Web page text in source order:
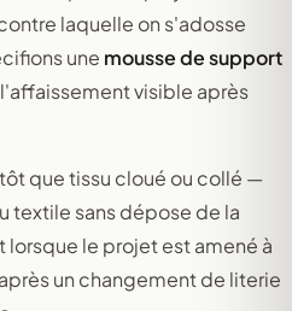
laquelle on s'adosse
une mousse de support
visible après
que tissu cloué ou collé —
textile sans dépose de la
le projet est amené à
un changement de literie